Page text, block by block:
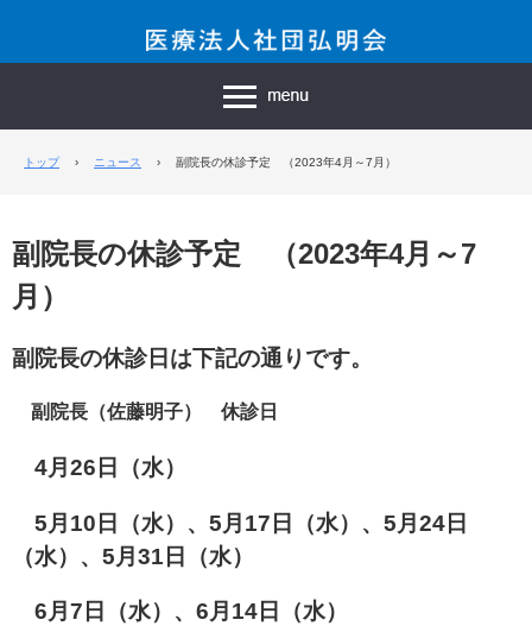
トップ › ニュース › 副院長の休診予定 （2023年4月～7月）
副院長の休診予定 （2023年4月～7
月）
副院長の休診日は下記の通りです。
副院長（佐藤明子） 休診日
4月26日（水）
5月10日（水）、5月17日（水）、5月24日
（水）、5月31日（水）
6月7日（水）、6月14日（水）